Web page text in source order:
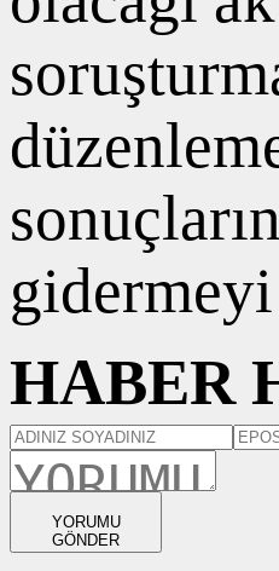
HABER
YORUMU
GÖNDER